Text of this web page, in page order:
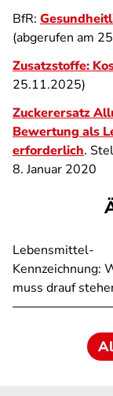
BfR:
(abgerufen am
Zusatzstoffe:
25.11.2025)
Zuckerersatz
Bewertung als
erforderlich.
8. Januar 2020
Lebensmittel-
Kennzeichnung:
muss drauf